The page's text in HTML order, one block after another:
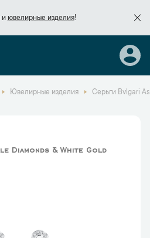
и ювелирные изделия!
Ювелирные изделия Серьги Bvlgari
Diamonds & White Gold